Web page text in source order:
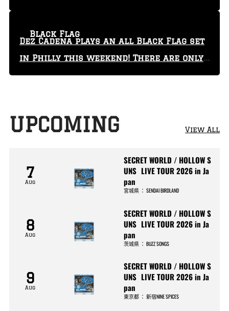
Dez Cadena plays an all Black Flag set
in Philly this weekend! There are only
29 tickets left!
Black Flag
UPCOMING View All
7
Aug
SECRET WORLD / HOLLOW S
UNS LIVE TOUR 2026 in Ja
pan
宮城県 ：SENDAI BIRDLAND
8
Aug
SECRET WORLD / HOLLOW S
UNS LIVE TOUR 2026 in Ja
pan
茨城県 ：BUZZ SONGS
9
Aug
SECRET WORLD / HOLLOW S
UNS LIVE TOUR 2026 in Ja
pan
東京都 ：新宿NINE SPICES